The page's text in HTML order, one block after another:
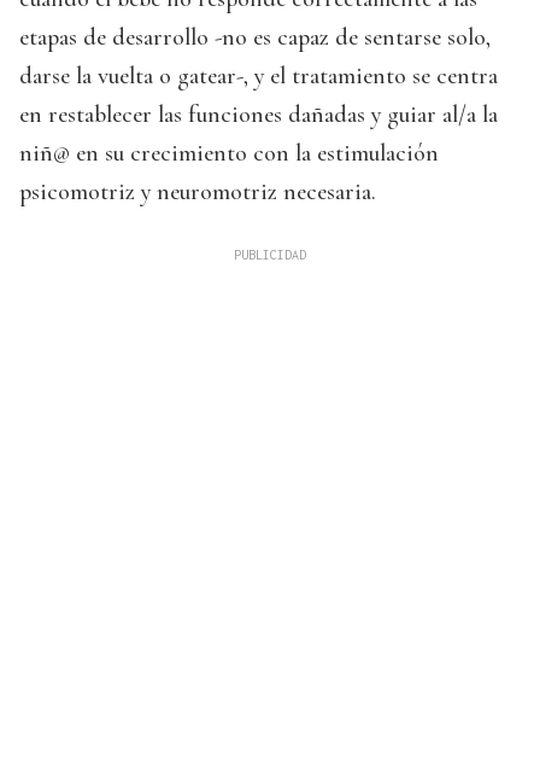
etapas de desarrollo -no es capaz de sentarse solo,
darse la vuelta o gatear-, y el tratamiento se centra
en restablecer las funciones dañadas y guiar al/a la
niñ@ en su crecimiento con la estimulación
psicomotriz y neuromotriz necesaria.